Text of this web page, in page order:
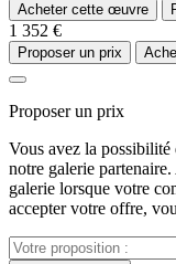
Acheter cette œuvre
1 352 €
Proposer un prix
Proposer un prix
Vous avez la
notre galerie
galerie lorsque votre
accepter votre offre,